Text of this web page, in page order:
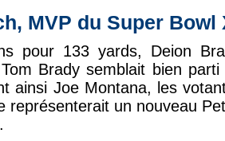
MVP du Super Bowl
pour 133 yards, Deion
Brady semblait bien
ainsi Joe Montana, les
représenterait un nouveau